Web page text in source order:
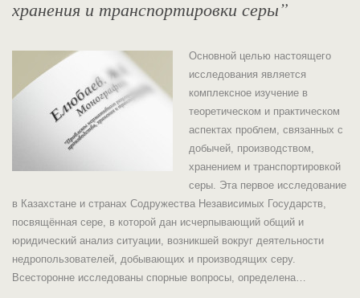
хранения и транспортировки серы”
Основной целью настоящего
исследования является
комплексное изучение в
теоретическом и практическом
аспектах проблем, связанных с
добычей, производством,
хранением и транспортировкой
серы. Эта первое исследование
в Казахстане и странах Содружества Независимых Государств,
посвящённая сере, в которой дан исчерпывающий общий и
юридический анализ ситуации, возникшей вокруг деятельности
недропользователей, добывающих и производящих серу.
Всесторонне исследованы спорные вопросы, определена…